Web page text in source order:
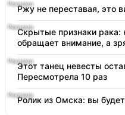
Ржу не переставая, это
Скрытые признаки рака:
обращает внимание, а
Этот танец невесты
Пересмотрела 10 раз
Ролик из Омска: вы